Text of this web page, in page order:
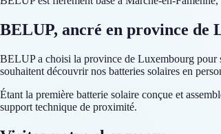
BELUP, ancré en province de
BELUP a choisi la province de Luxembourg pour
souhaitent découvrir nos batteries solaires en
Étant la première batterie solaire conçue et
support technique de proximité.